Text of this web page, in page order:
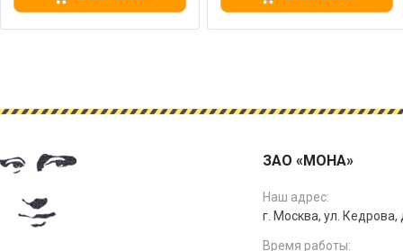
ЗАО «МОНА»
Наш адрес:
г. Москва, ул. Кедрова,
Время работы: